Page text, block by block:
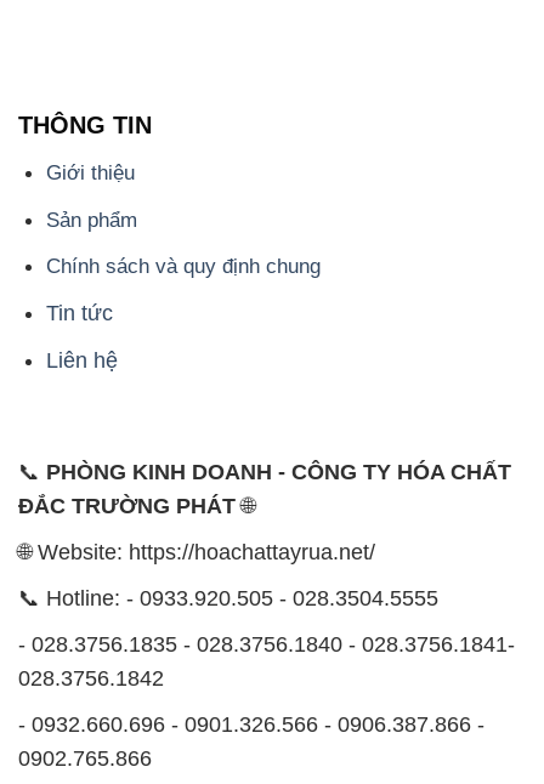
THÔNG TIN
Giới thiệu
Sản phẩm
Chính sách và quy định chung
Tin tức
Liên hệ
📞 PHÒNG KINH DOANH - CÔNG TY HÓA CHẤT
ĐẮC TRƯỜNG PHÁT🌐
🌐 Website: https://hoachattayrua.net/
📞 Hotline: - 0933.920.505 - 028.3504.5555
- 028.3756.1835 - 028.3756.1840 - 028.3756.1841-
028.3756.1842
- 0932.660.696 - 0901.326.566 - 0906.387.866 -
0902.765.866